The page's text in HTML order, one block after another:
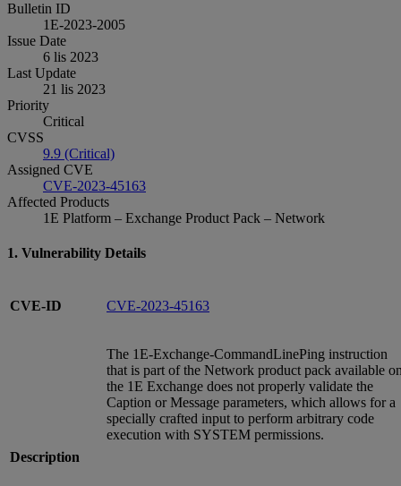
Bulletin ID
1E-2023-2005
Issue Date
6 lis 2023
Last Update
21 lis 2023
Priority
Critical
CVSS
9.9 (Critical)
Assigned CVE
CVE-2023-45163
Affected Products
1E Platform – Exchange Product Pack – Network
1. Vulnerability Details
CVE-ID CVE-2023-45163
Description
The 1E-Exchange-CommandLinePing instruction
that is part of the Network product pack available
the 1E Exchange does not properly validate the
Caption or Message parameters, which allows for a
specially crafted input to perform arbitrary code
execution with SYSTEM permissions.